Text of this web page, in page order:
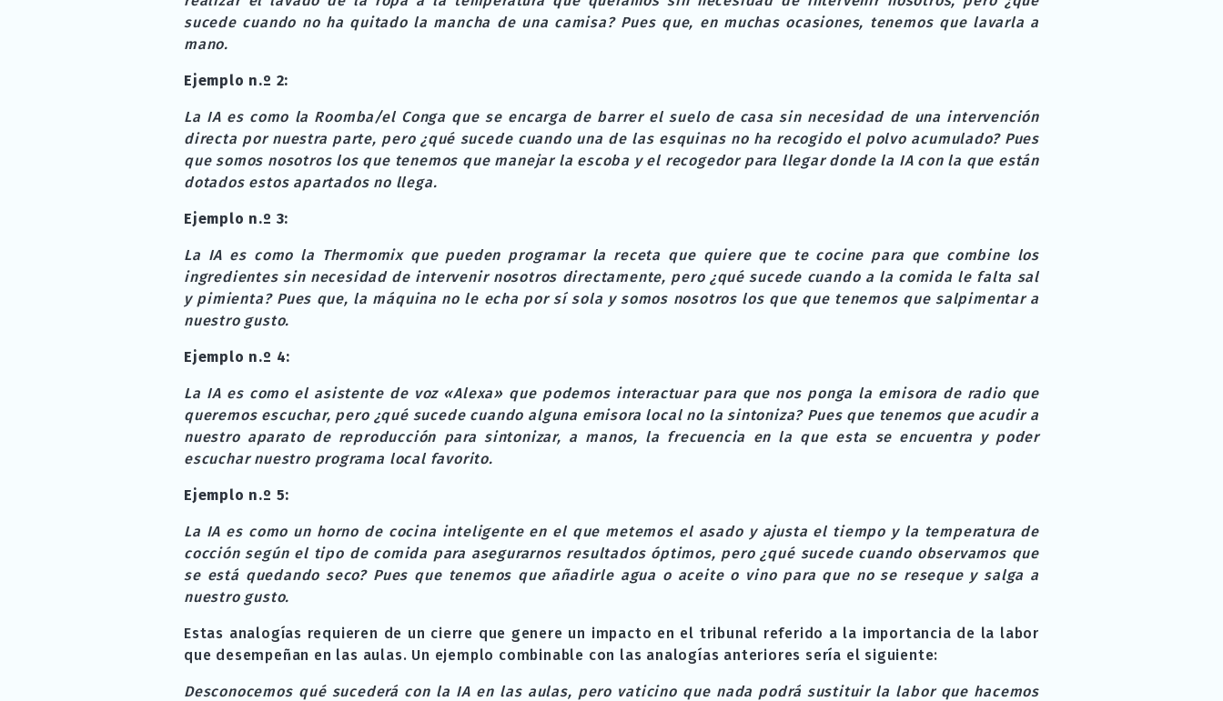
sucede cuando no ha quitado la mancha de una camisa? Pues que, en muchas ocasiones, tenemos que lavarla a
mano.
Ejemplo n.º 2:
La IA es como la Roomba/el Conga que se encarga de barrer el suelo de casa sin necesidad de una intervención
directa por nuestra parte, pero ¿qué sucede cuando una de las esquinas no ha recogido el polvo acumulado? Pues
que somos nosotros los que tenemos que manejar la escoba y el recogedor para llegar donde la IA con la que están
dotados estos apartados no llega.
Ejemplo n.º 3:
La IA es como la Thermomix que pueden programar la receta que quiere que te cocine para que combine los
ingredientes sin necesidad de intervenir nosotros directamente, pero ¿qué sucede cuando a la comida le falta sal
y pimienta? Pues que, la máquina no le echa por sí sola y somos nosotros los que que tenemos que salpimentar a
nuestro gusto.
Ejemplo n.º 4:
La IA es como el asistente de voz «Alexa» que podemos interactuar para que nos ponga la emisora de radio que
queremos escuchar, pero ¿qué sucede cuando alguna emisora local no la sintoniza? Pues que tenemos que acudir a
nuestro aparato de reproducción para sintonizar, a manos, la frecuencia en la que esta se encuentra y poder
escuchar nuestro programa local favorito.
Ejemplo n.º 5:
La IA es como un horno de cocina inteligente en el que metemos el asado y ajusta el tiempo y la temperatura de
cocción según el tipo de comida para asegurarnos resultados óptimos, pero ¿qué sucede cuando observamos que
se está quedando seco? Pues que tenemos que añadirle agua o aceite o vino para que no se reseque y salga a
nuestro gusto.
Estas analogías requieren de un cierre que genere un impacto en el tribunal referido a la importancia de la labor
que desempeñan en las aulas. Un ejemplo combinable con las analogías anteriores sería el siguiente:
Desconocemos qué sucederá con la IA en las aulas, pero vaticino que nada podrá sustituir la labor que hacemos